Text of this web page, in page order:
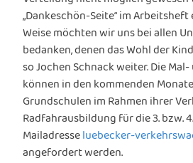
„Dankeschön-Seite“ im Arbeitsheft
Weise möchten wir uns bei allen
bedanken, denen das Wohl der
so Jochen Schnack weiter. Die
können in den kommenden
Grundschulen im Rahmen ihrer
Radfahrausbildung für die 3. bzw.
Mailadresseluebecker-
angefordert werden.